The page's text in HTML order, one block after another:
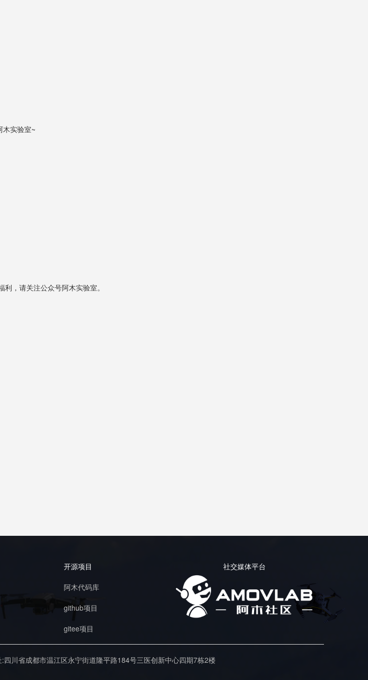
木实验室~
，请关注公众号阿木实验室。
开源项目
阿木代码库
github项目
gitee项目
社交媒体平台
:四川省成都市温江区永宁街道隆平路184号三医创新中心四期7栋2楼